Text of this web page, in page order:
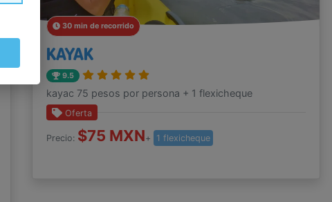
30 min de recorrido
KAYAK
9.5
kayac 75 pesos por persona + 1 flexicheque
Oferta
Precio: $75 MXN+ 1 flexicheque